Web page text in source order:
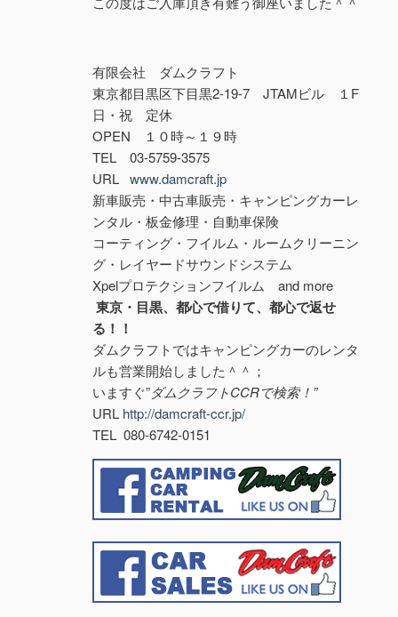
有限会社 ダムクラフト
東京都目黒区下目黒2-19-7 JTAMビル １F
日・祝 定休
OPEN １０時～１９時
TEL 03-5759-3575
URL www.damcraft.jp
新車販売・中古車販売・キャンピングカーレ
ンタル・板金修理・自動車保険
コーティング・フイルム・ルームクリーニン
グ・レイヤードサウンドシステム
Xpelプロテクションフイルム and more
東京・目黒、都心で借りて、都心で返せ
る！！
ダムクラフトではキャンピングカーのレンタ
ルも営業開始しました＾＾；
いますぐ”ダムクラフトCCRで検索！”
URL http://damcraft-ccr.jp/
TEL 080-6742-0151